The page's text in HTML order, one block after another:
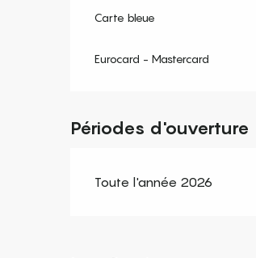
Carte bleue
Eurocard - Mastercard
Périodes d'ouverture
Toute l'année 2026